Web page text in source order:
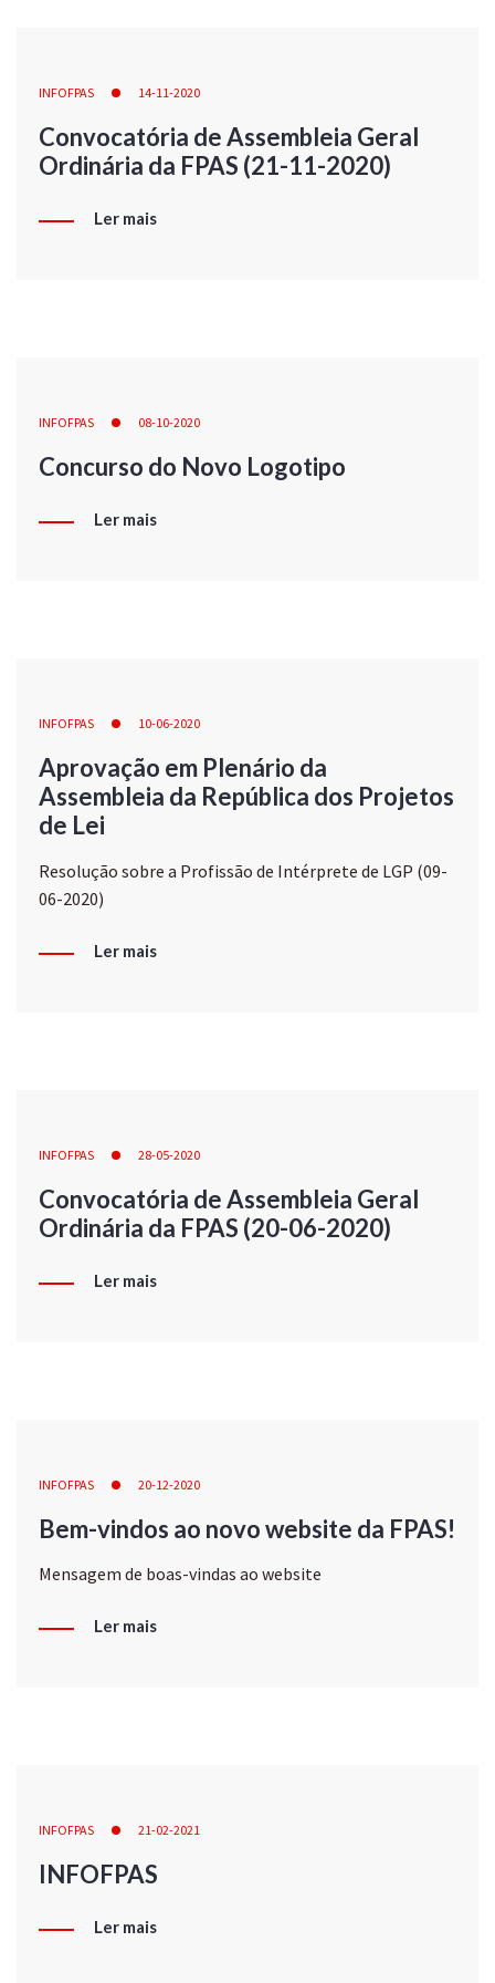
INFOFPAS 14-11-2020
Convocatória de Assembleia Geral
Ordinária da FPAS (21-11-2020)
Ler mais
INFOFPAS 08-10-2020
Concurso do Novo Logotipo
Ler mais
INFOFPAS 10-06-2020
Aprovação em Plenário da
Assembleia da República dos Projetos
de Lei
Resolução sobre a Profissão de Intérprete de LGP (09-
06-2020)
Ler mais
INFOFPAS 28-05-2020
Convocatória de Assembleia Geral
Ordinária da FPAS (20-06-2020)
Ler mais
INFOFPAS 20-12-2020
Bem-vindos ao novo website da FPAS!
Mensagem de boas-vindas ao website
Ler mais
INFOFPAS 21-02-2021
INFOFPAS
Ler mais